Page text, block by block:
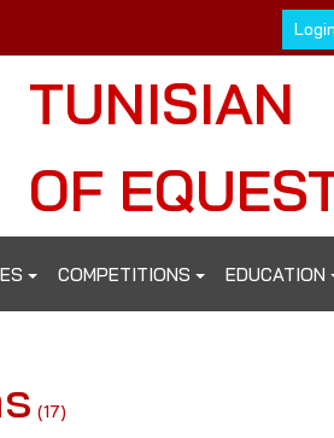
Login
TUNISIAN
OF
COMPETITIONS EDUCATION
(17)